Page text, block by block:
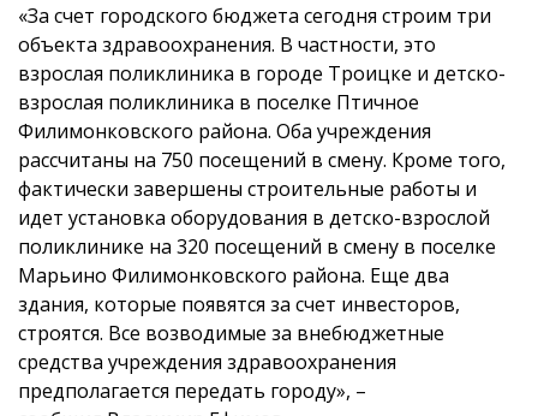
«За счет городского бюджета сегодня строим три
объекта здравоохранения. В частности, это
взрослая поликлиника в городе Троицке и детско-
взрослая поликлиника в поселке Птичное
Филимонковского района. Оба учреждения
рассчитаны на 750 посещений в смену. Кроме того,
фактически завершены строительные работы и
идет установка оборудования в детско-взрослой
поликлинике на 320 посещений в смену в поселке
Марьино Филимонковского района. Еще два
здания, которые появятся за счет инвесторов,
строятся. Все возводимые за внебюджетные
средства учреждения здравоохранения
предполагается передать городу», –